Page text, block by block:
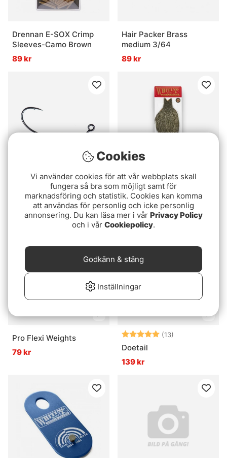
Drennan E-SOX Crimp
Sleeves-Camo Brown
89 kr
Hair Packer Brass
medium 3/64
89 kr
Ahrex PR360 50 Degree
Jig Hook 10-pack
Whiting Bronze Cape
1499 kr
Pro Flexi Weights
79 kr
Betyg: (13)
Doetail
139 kr
Cookies
Vi använder cookies för att vår webbplats skall
fungera så bra som möjligt samt för
marknadsföring och statistik. Cookies kan komma
att användas för personlig och icke personlig
annonsering. Du kan läsa mer i vår Privacy Policy
och i vår Cookiepolicy.
Inställningar
Godkänn & stäng